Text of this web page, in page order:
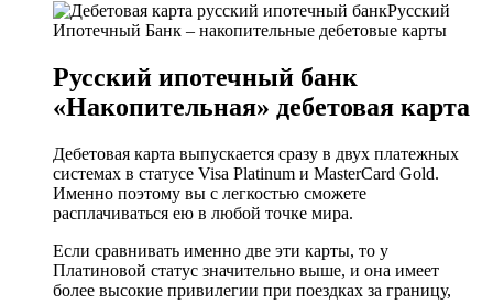
Русский
Ипотечный Банк – накопительные дебетовые карты
Русский ипотечный банк
«Накопительная» дебетовая карта
Дебетовая карта выпускается сразу в двух платежных
системах в статусе Visa Platinum и MasterCard Gold.
Именно поэтому вы с легкостью сможете
расплачиваться ею в любой точке мира.
Если сравнивать именно две эти карты, то у
Платиновой статус значительно выше, и она имеет
более высокие привилегии при поездках за границу,